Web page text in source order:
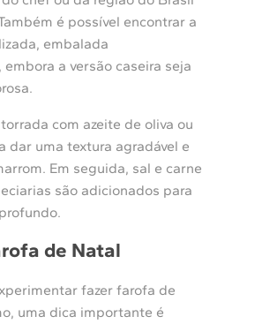
é possível encontrar a
embalada
a versão caseira seja
com azeite de oliva ou
dar uma textura agradável e
Em seguida, sal e carne
são adicionados para
de Natal
fazer farofa de
uma dica importante é